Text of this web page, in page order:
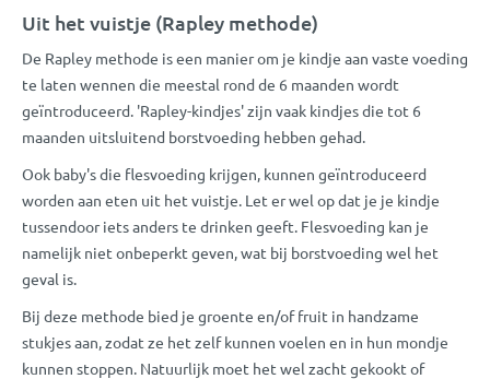
Uit het vuistje (Rapley methode)
De Rapley methode is een manier om je kindje aan vaste voeding
te laten wennen die meestal rond de 6 maanden wordt
geïntroduceerd. 'Rapley-kindjes' zijn vaak kindjes die tot 6
maanden uitsluitend borstvoeding hebben gehad.
Ook baby's die flesvoeding krijgen, kunnen geïntroduceerd
worden aan eten uit het vuistje. Let er wel op dat je je kindje
tussendoor iets anders te drinken geeft. Flesvoeding kan je
namelijk niet onbeperkt geven, wat bij borstvoeding wel het
geval is.
Bij deze methode bied je groente en/of fruit in handzame
stukjes aan, zodat ze het zelf kunnen voelen en in hun mondje
kunnen stoppen. Natuurlijk moet het wel zacht gekookt of